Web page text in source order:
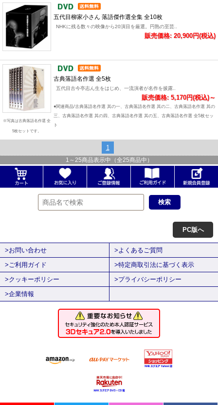
五代目柳家小さん 落語傑作選全集 全10枚
NHKに残る数々の映像から20演目を厳選。円熟の至芸..
販売価格: 20,900円(税込)
※写真は古典落語名作選 全
5枚セットです。
古典落語名作選 全5枚
五代目古今亭志ん生をはじめ、一流演者が名作を披露..
販売価格: 5,170円(税込)～
●関連商品/古典落語名作選 其の一、古典落語名作選 其の二、古典落語名作選 其の
三、古典落語名作選 其の四、古典落語名作選 其の五、古典落語名作選 全5枚セッ
ト
1
1 ～ 25商品表示中（全25商品中）
PC版へ
>お問い合わせ
>よくあるご質問
>ご利用ガイド
>特定商取引法に基づく表示
>クッキーポリシー
>プライバシーポリシー
>企業情報